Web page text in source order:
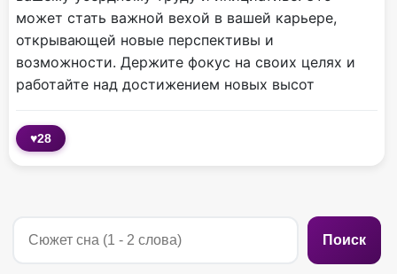
может стать важной вехой в вашей карьере,
открывающей новые перспективы и
возможности. Держите фокус на своих целях и
работайте над достижением новых высот
♥28
Поиск